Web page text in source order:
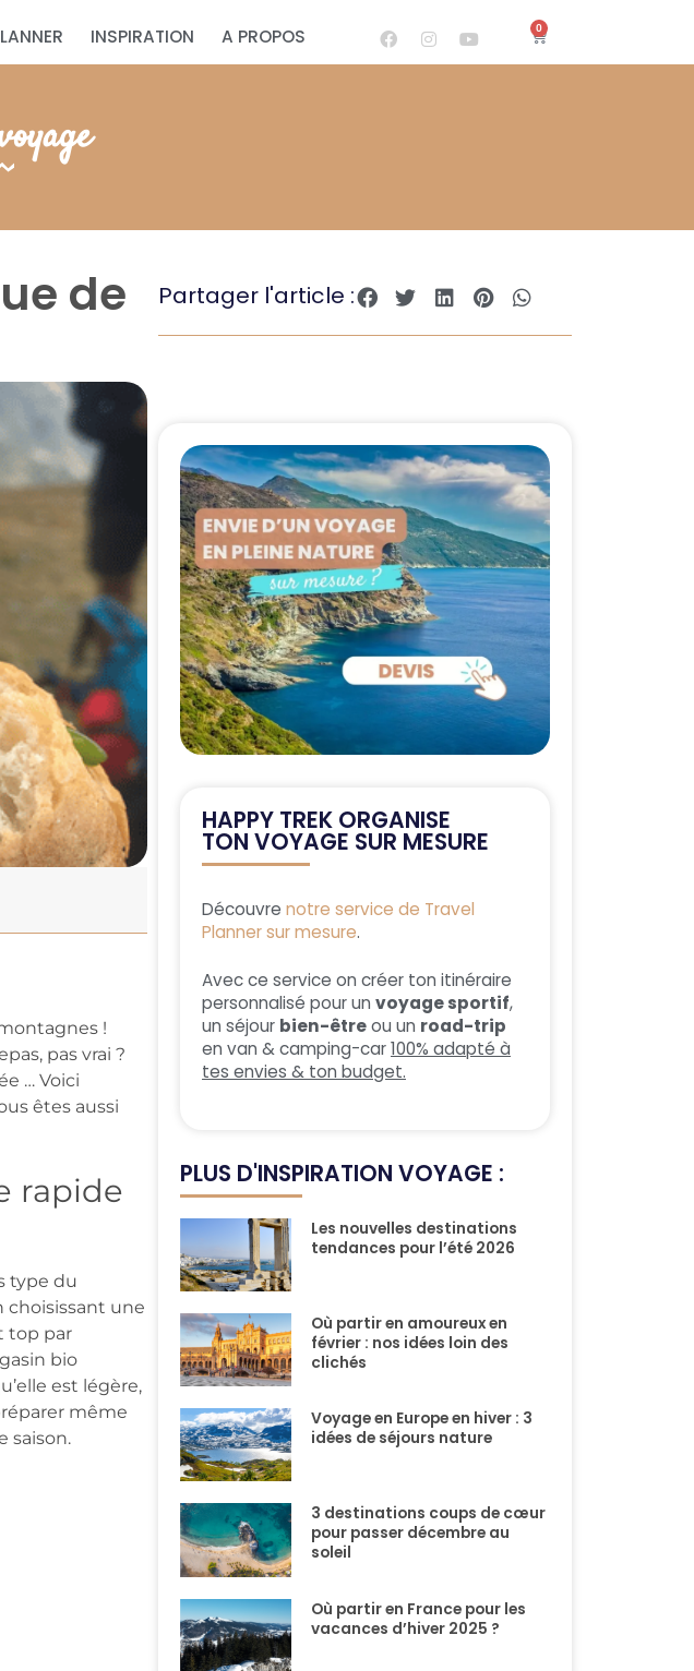
INSPIRATION A PROPOS 0
de
!
pas vrai ?
… Voici
êtes aussi
rapide
type du
choisissant une
top par
bio
est légère,
même
saison.
Partager l'article :
HAPPY TREK ORGANISE
TON VOYAGE SUR MESURE
Découvre notre service de Travel
Planner sur mesure.
Avec ce service on créer ton itinéraire
personnalisé pour un voyage sportif,
un séjour bien-êtreou un road-trip
en van & camping-car100% adapté à
tes envies & ton budget.
PLUS D'INSPIRATION VOYAGE :
Les nouvelles destinations
tendances pour l’été 2026
Où partir en amoureux en
février : nos idées loin des
clichés
Voyage en Europe en hiver : 3
idées de séjours nature
3 destinations coups de cœur
pour passer décembre au
soleil
Où partir en France pour les
vacances d’hiver 2025 ?